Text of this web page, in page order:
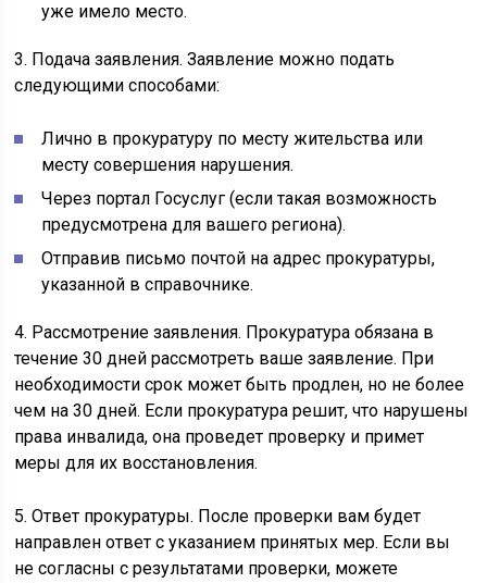
уже имело место.
3. Подача заявления. Заявление можно подать
следующими способами:
Лично в прокуратуру по месту жительства или
месту совершения нарушения.
Через портал Госуслуг (если такая возможность
предусмотрена для вашего региона).
Отправив письмо почтой на адрес прокуратуры,
указанной в справочнике.
4. Рассмотрение заявления. Прокуратура обязана в
течение 30 дней рассмотреть ваше заявление. При
необходимости срок может быть продлен, но не более
чем на 30 дней. Если прокуратура решит, что нарушены
права инвалида, она проведет проверку и примет
меры для их восстановления.
5. Ответ прокуратуры. После проверки вам будет
направлен ответ с указанием принятых мер. Если вы
не согласны с результатами проверки, можете